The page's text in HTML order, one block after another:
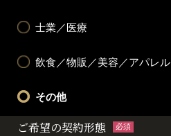
士業／医療
飲食／物販／美容／アパレル
その他
ご希望の契約形態 必須